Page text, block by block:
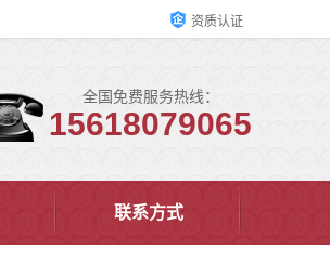
资质认证
全国免费服务热线：
15618079065
联系方式